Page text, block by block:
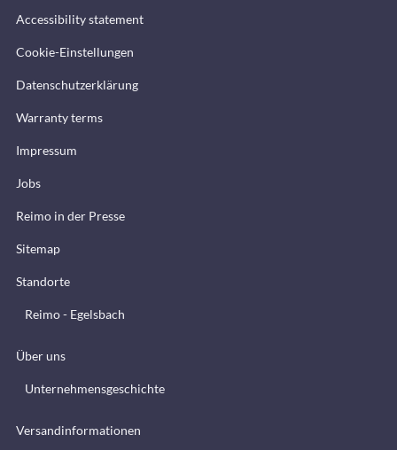
Accessibility statement
Cookie-Einstellungen
Datenschutzerklärung
Warranty terms
Impressum
Jobs
Reimo in der Presse
Sitemap
Standorte
Reimo - Egelsbach
Über uns
Unternehmensgeschichte
Versandinformationen